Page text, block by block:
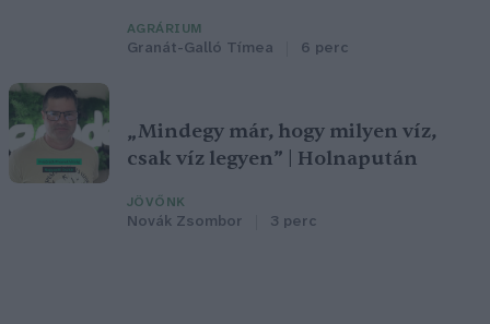
AGRÁRIUM
Granát-Galló Tímea 6 perc
„Mindegy már, hogy milyen víz,
csak víz legyen” | Holnapután
JÖVŐNK
Novák Zsombor 3 perc